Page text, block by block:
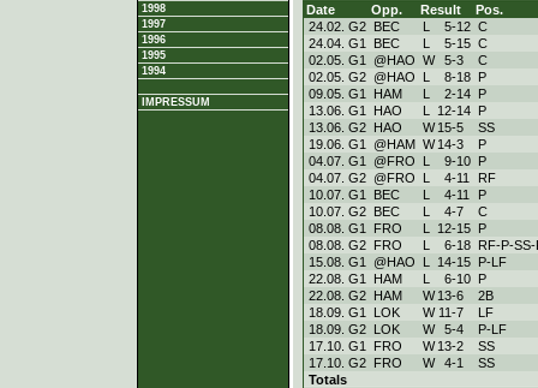
1998
1997
1996
1995
1994
IMPRESSUM
Date Opp. Result
Pos.
24.02. G2 BEC L 5-12 C
24.04. G1
BEC L 5-15 C
02.05. G1
@HAO W 5-3
C
02.05. G2 @HAO L 8-18 P
09.05. G1
HAM L 2-14 P
13.06. G1
HAO L 12-14 P
13.06. G2 HAO W 15-5
SS
19.06. G1
@HAM W 14-3
P
04.07. G1
@FRO L 9-10 P
04.07. G2 @FRO L 4-11
RF
10.07. G1
BEC L 4-11
P
10.07. G2 BEC L 4-7
C
08.08. G1
FRO L 12-15 P
08.08. G2 FRO L 6-18 RF-P-
15.08. G1
@HAO L 14-15 P-LF
22.08. G1
HAM L 6-10 P
22.08. G2 HAM W 13-6
2B
18.09. G1
LOK W 11-7
LF
18.09. G2 LOK W 5-4
P-LF
17.10. G1
FRO W 13-2
SS
17.10. G2 FRO W 4-1
SS
Totals